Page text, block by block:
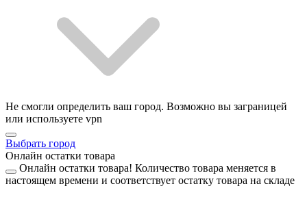
Не смогли определить ваш город. Возможно вы заграницей
или используете vpn
Выбрать город
Онлайн остатки товара
Онлайн остатки товара! Количество товара меняется в
настоящем времени и соответствует остатку товара на складе